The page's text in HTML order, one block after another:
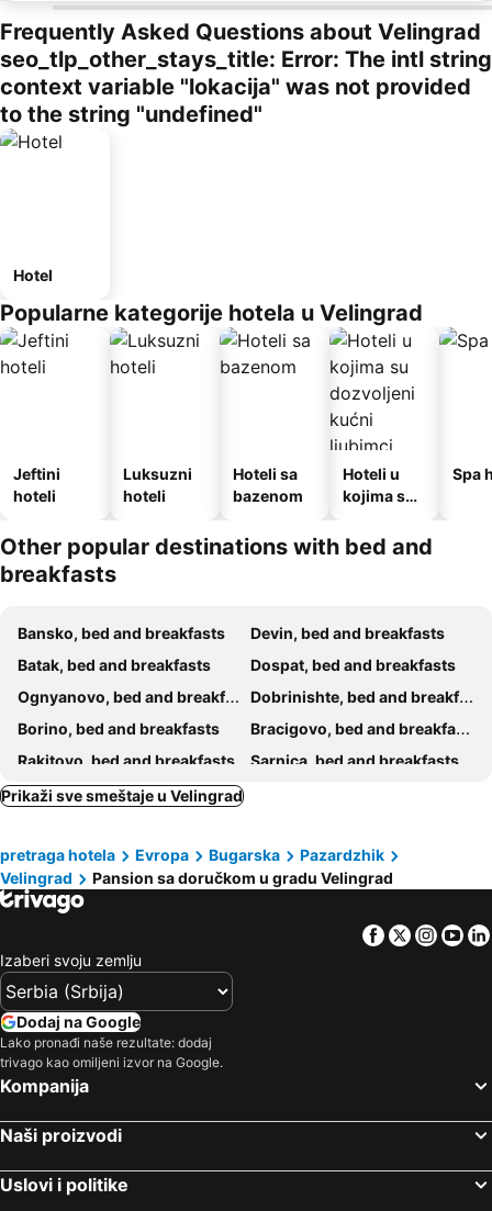
Frequently Asked Questions about Velingrad
seo_tlp_other_stays_title: Error: The intl string
context variable "lokacija" was not provided
to the string "undefined"
Hotel
Popularne kategorije hotela u Velingrad
Jeftini
hoteli
Luksuzni
hoteli
Hoteli sa
bazenom
Hoteli u
kojima su
kućni
ljubimci
Spa
Other popular destinations with bed and
breakfasts
Bansko, bed and breakfasts
Devin, bed and breakfasts
Batak, bed and breakfasts
Dospat, bed and breakfasts
Ognyanovo, bed and breakfasts
Dobrinishte, bed and breakfasts
Borino, bed and breakfasts
Bracigovo, bed and breakfasts
Rakitovo, bed and breakfasts
Sarnica, bed and breakfasts
Septemvri, bed and breakfasts
Prikaži sve smeštaje u Velingrad
pretraga hotela Evropa Bugarska
Pazardzhik
Velingrad
Pansion sa doručkom u gradu Velingrad
Facebook
Twitter
Izaberi svoju zemlju
Dodaj na Google
Lako pronađi naše rezultate: dodaj
trivago kao omiljeni izvor na Google.
Kompanija
Naši proizvodi
Uslovi i politike